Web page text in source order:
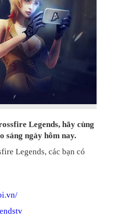
Legends, hãy cùng
sáng ngày hôm nay.
Legends, các bạn có